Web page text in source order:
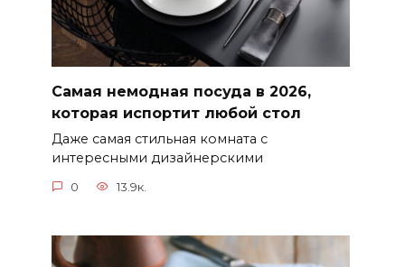
Самая немодная посуда в 2026,
которая испортит любой стол
Даже самая стильная комната с
интересными дизайнерскими
0 13.9к.